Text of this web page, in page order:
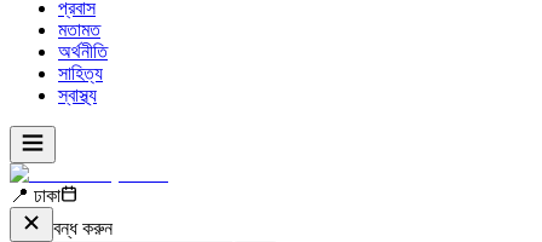
প্রবাস
মতামত
অর্থনীতি
সাহিত্য
স্বাস্থ্য
📍 ঢাকা
বন্ধ করুন